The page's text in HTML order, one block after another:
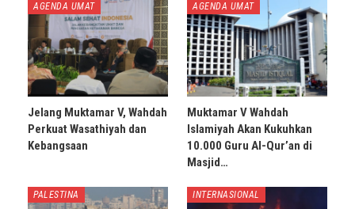
AGENDA UMAT
Jelang Muktamar V, Wahdah
Perkuat Wasathiyah dan
Kebangsaan
AGENDA UMAT
Muktamar V Wahdah
Islamiyah Akan Kukuhkan
10.000 Guru Al-Qur’an di
Masjid…
PALESTINA INTERNASIONAL